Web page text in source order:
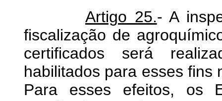
Artigo 25.- A
fiscalização de
certificados será
habilitados para esses fins
Para esses efeitos, os